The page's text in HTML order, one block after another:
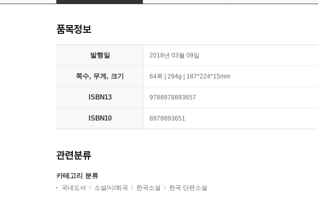
품목정보
발행일 2018년 03월 09일
쪽수, 무게, 크기 64쪽 | 294g | 187*224*15mm
ISBN13 9788978893657
ISBN10 8978893651
관련분류
카테고리 분류
국내도서 소설/시/희곡 한국소설 한국 단편소설